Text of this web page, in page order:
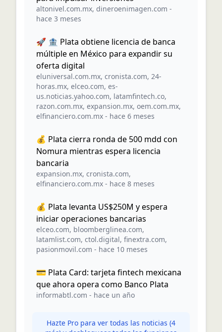
altonivel.com.mx, dineroenimagen.com -
hace 3 meses
🚀 🏦 Plata obtiene licencia de banca
múltiple en México para expandir su
oferta digital
eluniversal.com.mx, cronista.com, 24-
horas.mx, elceo.com, es-
us.noticias.yahoo.com, latamfintech.co,
razon.com.mx, expansion.mx, oem.com.mx,
elfinanciero.com.mx - hace 6 meses
💰 Plata cierra ronda de 500 mdd con
Nomura mientras espera licencia
bancaria
expansion.mx, cronista.com,
elfinanciero.com.mx - hace 8 meses
💰 Plata levanta US$250M y espera
iniciar operaciones bancarias
elceo.com, bloomberglinea.com,
latamlist.com, ctol.digital, finextra.com,
pasionmovil.com - hace 10 meses
💳 Plata Card: tarjeta fintech mexicana
que ahora opera como Banco Plata
informabtl.com - hace un año
Hazte Pro para ver todas las noticias (4